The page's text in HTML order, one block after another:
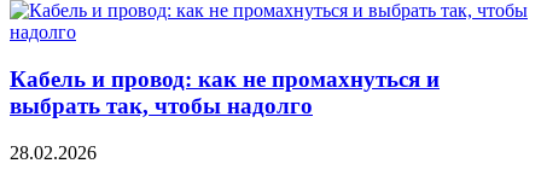
Кабель и провод: как не промахнуться и
выбрать так, чтобы надолго
28.02.2026